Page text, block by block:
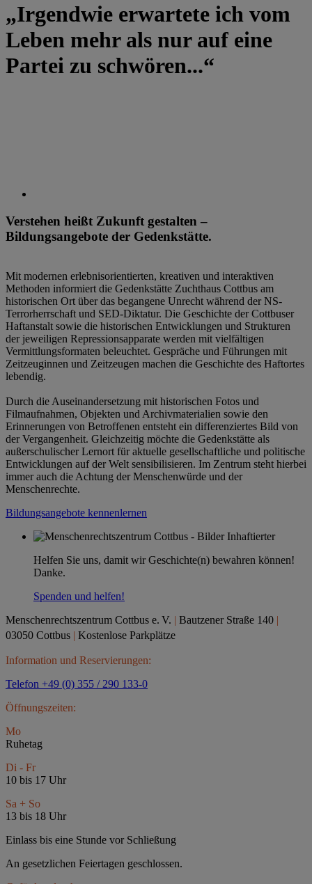
„Irgendwie erwartete ich vom
Leben mehr als nur auf eine
Partei zu schwören...“
Verstehen heißt Zukunft gestalten –
Bildungsangebote der Gedenkstätte.
Mit modernen erlebnisorientierten, kreativen und interaktiven
Methoden informiert die Gedenkstätte Zuchthaus Cottbus am
historischen Ort über das begangene Unrecht während der NS-
Terrorherrschaft und SED-Diktatur. Die Geschichte der Cottbuser
Haftanstalt sowie die historischen Entwicklungen und Strukturen
der jeweiligen Repressionsapparate werden mit vielfältigen
Vermittlungsformaten beleuchtet. Gespräche und Führungen mit
Zeitzeuginnen und Zeitzeugen machen die Geschichte des Haftortes
lebendig.
Durch die Auseinandersetzung mit historischen Fotos und
Filmaufnahmen, Objekten und Archivmaterialien sowie den
Erinnerungen von Betroffenen entsteht ein differenziertes Bild von
der Vergangenheit. Gleichzeitig möchte die Gedenkstätte als
außerschulischer Lernort für aktuelle gesellschaftliche und politische
Entwicklungen auf der Welt sensibilisieren. Im Zentrum steht hierbei
immer auch die Achtung der Menschenwürde und der
Menschenrechte.
Bildungsangebote kennenlernen
Helfen Sie uns, damit wir Geschichte(n) bewahren können!
Danke.
Spenden und helfen!
Menschenrechtszentrum Cottbus e. V. | Bautzener Straße 140 |
03050 Cottbus | Kostenlose Parkplätze
Information und Reservierungen:
Telefon +49 (0) 355 / 290 133-0
Öffnungszeiten:
Mo
Ruhetag
Di - Fr
10 bis 17 Uhr
Sa + So
13 bis 18 Uhr
Einlass bis eine Stunde vor Schließung
An gesetzlichen Feiertagen geschlossen.